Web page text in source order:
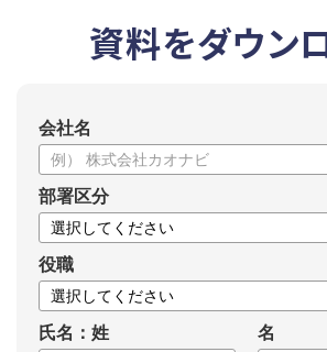
資料をダウン
会社名
部署区分
役職
氏名：姓 名